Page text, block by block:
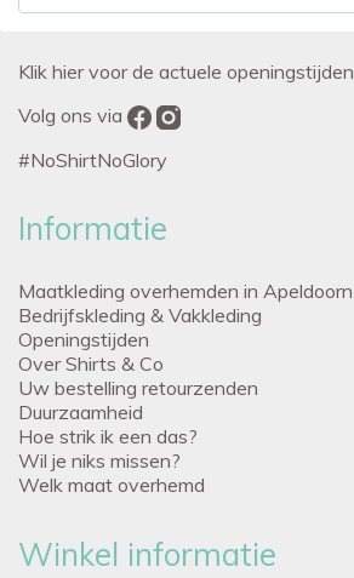
Klik hier voor de actuele openingstijden
Volg ons via
#NoShirtNoGlory
Informatie
Maatkleding overhemden in Apeldoorn
Bedrijfskleding & Vakkleding
Openingstijden
Over Shirts & Co
Uw bestelling retourzenden
Duurzaamheid
Hoe strik ik een das?
Wil je niks missen?
Welk maat overhemd
Winkel informatie